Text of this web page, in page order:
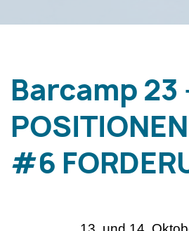
Barcamp 23
#6